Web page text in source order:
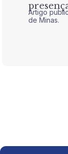
Artigo
de Minas.